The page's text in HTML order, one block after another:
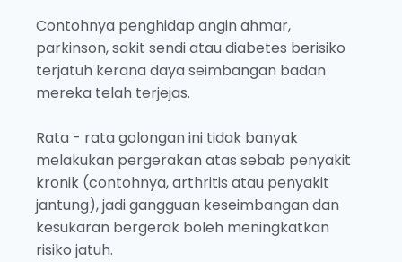
Contohnya penghidap angin ahmar,
parkinson, sakit sendi atau diabetes berisiko
terjatuh kerana daya seimbangan badan
mereka telah terjejas.
Rata - rata golongan ini tidak banyak
melakukan pergerakan atas sebab penyakit
kronik (contohnya, arthritis atau penyakit
jantung), jadi gangguan keseimbangan dan
kesukaran bergerak boleh meningkatkan
risiko jatuh.